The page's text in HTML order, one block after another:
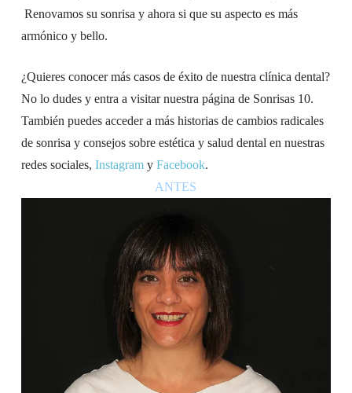
Renovamos su sonrisa y ahora si que su aspecto es más
armónico y bello.
¿Quieres conocer más casos de éxito de nuestra clínica dental?
No lo dudes y entra a visitar nuestra página de Sonrisas 10.
También puedes acceder a más historias de cambios radicales
de sonrisa y consejos sobre estética y salud dental en nuestras
redes sociales, Instagramy Facebook.
ANTES